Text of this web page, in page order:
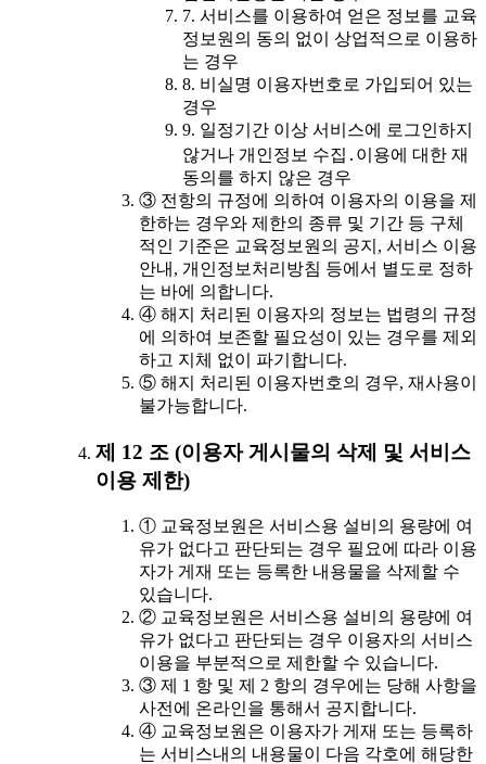
7. 서비스를 이용하여 얻은 정보를 교육
정보원의 동의 없이 상업적으로 이용하
는 경우
8. 비실명 이용자번호로 가입되어 있는
경우
9. 일정기간 이상 서비스에 로그인하지
않거나 개인정보 수집․이용에 대한 재
동의를 하지 않은 경우
③ 전항의 규정에 의하여 이용자의 이용을 제
한하는 경우와 제한의 종류 및 기간 등 구체
적인 기준은 교육정보원의 공지, 서비스 이용
안내, 개인정보처리방침 등에서 별도로 정하
는 바에 의합니다.
④ 해지 처리된 이용자의 정보는 법령의 규정
에 의하여 보존할 필요성이 있는 경우를 제외
하고 지체 없이 파기합니다.
⑤ 해지 처리된 이용자번호의 경우, 재사용이
불가능합니다.
제 12 조 (이용자 게시물의 삭제 및 서비스
이용 제한)
① 교육정보원은 서비스용 설비의 용량에 여
유가 없다고 판단되는 경우 필요에 따라 이용
자가 게재 또는 등록한 내용물을 삭제할 수
있습니다.
② 교육정보원은 서비스용 설비의 용량에 여
유가 없다고 판단되는 경우 이용자의 서비스
이용을 부분적으로 제한할 수 있습니다.
③ 제 1 항 및 제 2 항의 경우에는 당해 사항을
사전에 온라인을 통해서 공지합니다.
④ 교육정보원은 이용자가 게재 또는 등록하
는 서비스내의 내용물이 다음 각호에 해당한